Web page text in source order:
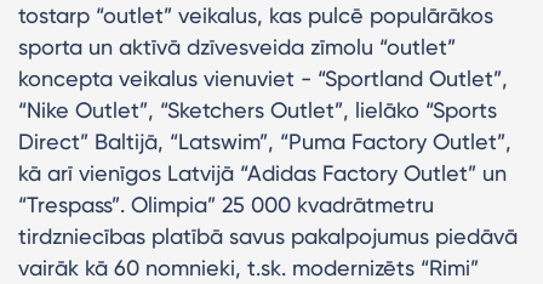
tostarp “outlet” veikalus, kas pulcē populārākos
sporta un aktīvā dzīvesveida zīmolu “outlet”
koncepta veikalus vienuviet - “Sportland Outlet”,
“Nike Outlet”, “Sketchers Outlet”, lielāko “Sports
Direct” Baltijā, “Latswim”, “Puma Factory Outlet”,
kā arī vienīgos Latvijā “Adidas Factory Outlet” un
“Trespass”. Olimpia” 25 000 kvadrātmetru
tirdzniecības platībā savus pakalpojumus piedāvā
vairāk kā 60 nomnieki, t.sk. modernizēts “Rimi”